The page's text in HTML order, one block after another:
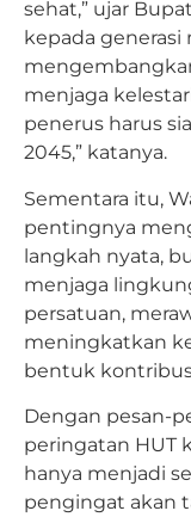
sehat,” ujar
kepada generasi
menjaga
penerus harus
2045,” katanya.
Sementara itu,
pentingnya
langkah nyata,
menjaga
persatuan,
meningkatkan
bentuk
Dengan pesan-
peringatan HUT
hanya menjadi
pengingat akan